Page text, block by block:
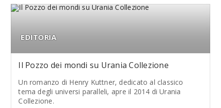
EDITORIA
Il Pozzo dei mondi su Urania Collezione
Un romanzo di Henry Kuttner, dedicato al classico
tema degli universi paralleli, apre il 2014 di Urania
Collezione.